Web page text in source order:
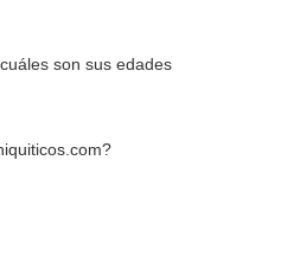
son sus edades